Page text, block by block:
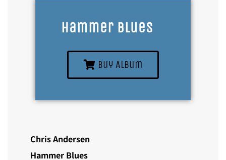
Hammer Blues
Buy Album
Chris Andersen
Hammer Blues